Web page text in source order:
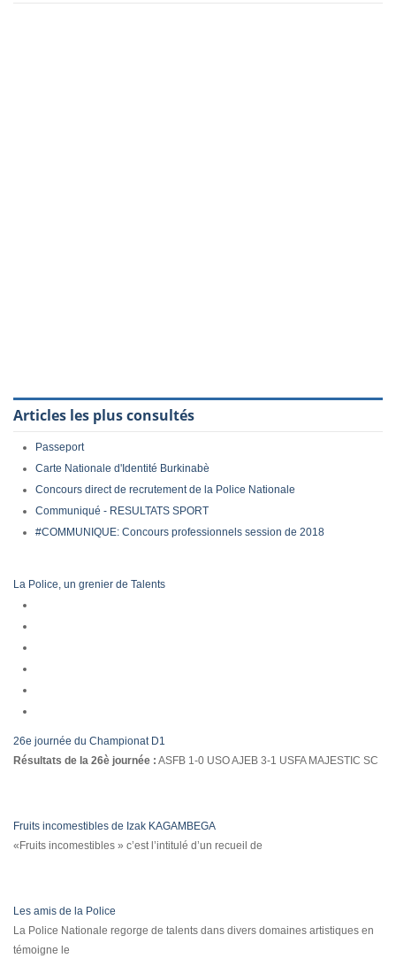
Articles les plus consultés
Passeport
Carte Nationale d'Identité Burkinabè
Concours direct de recrutement de la Police Nationale
Communiqué - RESULTATS SPORT
#COMMUNIQUE: Concours professionnels session de 2018
La Police, un grenier de Talents
26e journée du Championat D1
Résultats de la 26è journée : ASFB 1-0 USO AJEB 3-1 USFA MAJESTIC SC
Fruits incomestibles de Izak KAGAMBEGA
«Fruits incomestibles » c’est l’intitulé d’un recueil de
Les amis de la Police
La Police Nationale regorge de talents dans divers domaines artistiques en
témoigne le